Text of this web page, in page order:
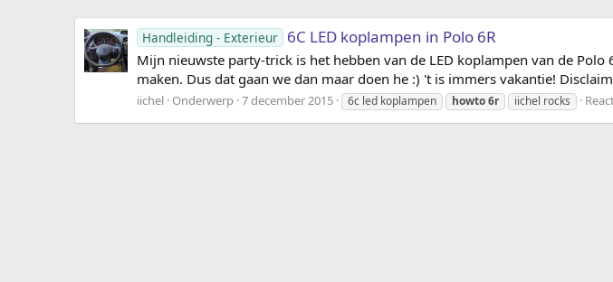
Handleiding - Exterieur 6C LED koplampen in Polo 6R
Mijn nieuwste party-trick is het hebben van de LED koplampen van de
maken. Dus dat gaan we dan maar doen he :) 't is immers vakantie!
iichel Onderwerp 7 december 2015 6c led koplampen howto6r iichel rocks